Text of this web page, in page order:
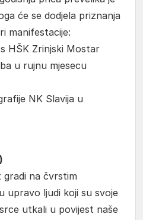
će se dodjela priznanja
manifestacije:
HŠK Zrinjski Mostar
u rujnu mjesecu
NK Slavija u
gradi na čvrstim
upravo ljudi koji su svoje
utkali u povijest naše